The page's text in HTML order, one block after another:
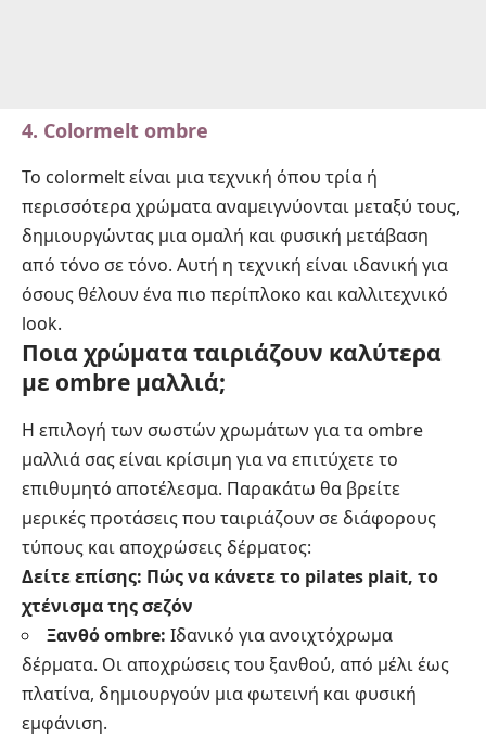
4. Colormelt ombre
Το colormelt είναι μια τεχνική όπου τρία ή
περισσότερα χρώματα αναμειγνύονται μεταξύ τους,
δημιουργώντας μια ομαλή και φυσική μετάβαση
από τόνο σε τόνο. Αυτή η τεχνική είναι ιδανική για
όσους θέλουν ένα πιο περίπλοκο και καλλιτεχνικό
look.
Ποια χρώματα ταιριάζουν καλύτερα
με ombre μαλλιά;
Η επιλογή των σωστών χρωμάτων για τα ombre
μαλλιά σας είναι κρίσιμη για να επιτύχετε το
επιθυμητό αποτέλεσμα. Παρακάτω θα βρείτε
μερικές προτάσεις που ταιριάζουν σε διάφορους
τύπους και αποχρώσεις δέρματος:
Δείτε επίσης: Πώς να κάνετε το pilates plait, το
χτένισμα της σεζόν
Ξανθό ombre: Ιδανικό για ανοιχτόχρωμα
δέρματα. Οι αποχρώσεις του ξανθού, από μέλι έως
πλατίνα, δημιουργούν μια φωτεινή και φυσική
εμφάνιση.